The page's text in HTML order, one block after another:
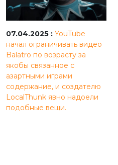
07.04.2025 : YouTube
начал ограничивать видео
Balatro по возрасту за
якобы связанное с
азартными играми
содержание, и создателю
LocalThunk явно надоели
подобные вещи.